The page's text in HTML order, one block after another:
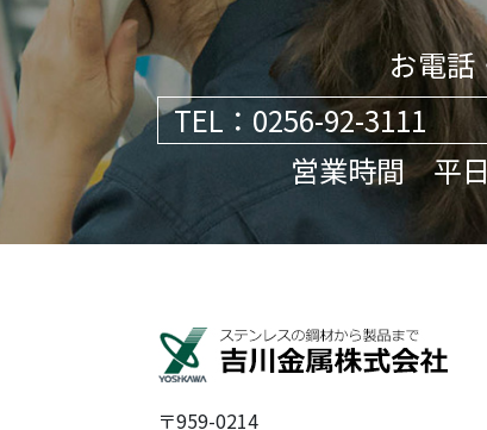
お電話
TEL： 0256-92-3111
営業時間 平
〒959-0214